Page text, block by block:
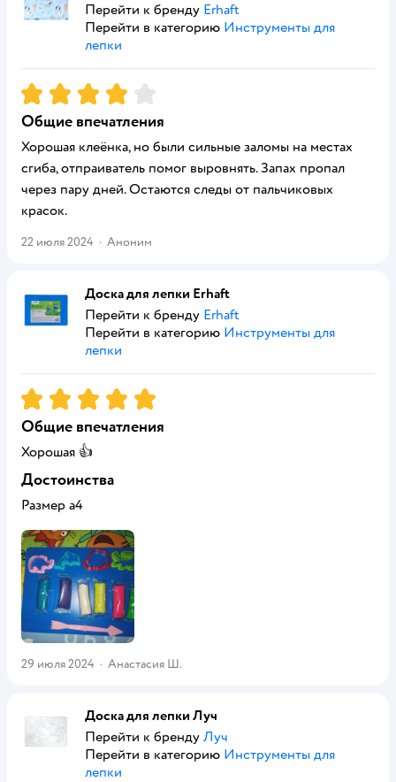
Перейти к бренду Erhaft
Перейти в категорию Инструменты для
лепки
Рейтинг:4
Общие впечатления
Хорошая клеёнка, но были сильные заломы на местах
сгиба, отпраиватель помог выровнять. Запах пропал
через пару дней. Остаются следы от пальчиковых
красок.
22 июля 2024 · Аноним
Доска для лепки Erhaft
Перейти к бренду Erhaft
Перейти в категорию Инструменты для
лепки
Рейтинг:5
Общие впечатления
Хорошая 👍
Достоинства
Размер а4
29 июля 2024 · Анастасия Ш.
Доска для лепки Луч
Перейти к бренду Луч
Перейти в категорию Инструменты для
лепки